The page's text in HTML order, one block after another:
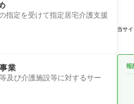
指定を受けて指定居宅介護支援
業
及び介護施設等に対するサー
当サ
報